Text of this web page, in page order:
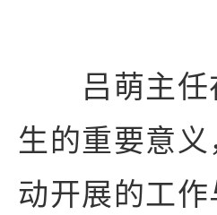
吕萌主任
生的重要意
动开展的工